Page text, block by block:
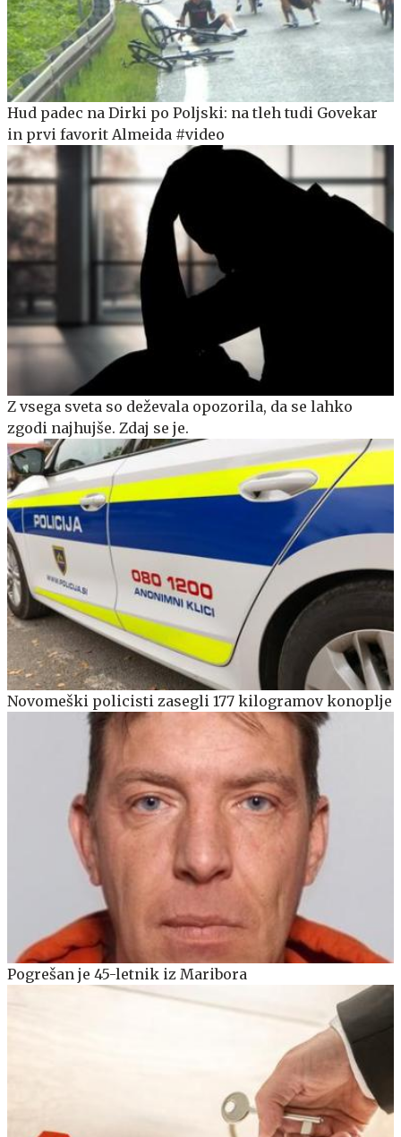
Hud padec na Dirki po Poljski: na tleh tudi Govekar
in prvi favorit Almeida #video
Z vsega sveta so deževala opozorila, da se lahko
zgodi najhujše. Zdaj se je.
Novomeški policisti zasegli 177 kilogramov konoplje
Pogrešan je 45-letnik iz Maribora